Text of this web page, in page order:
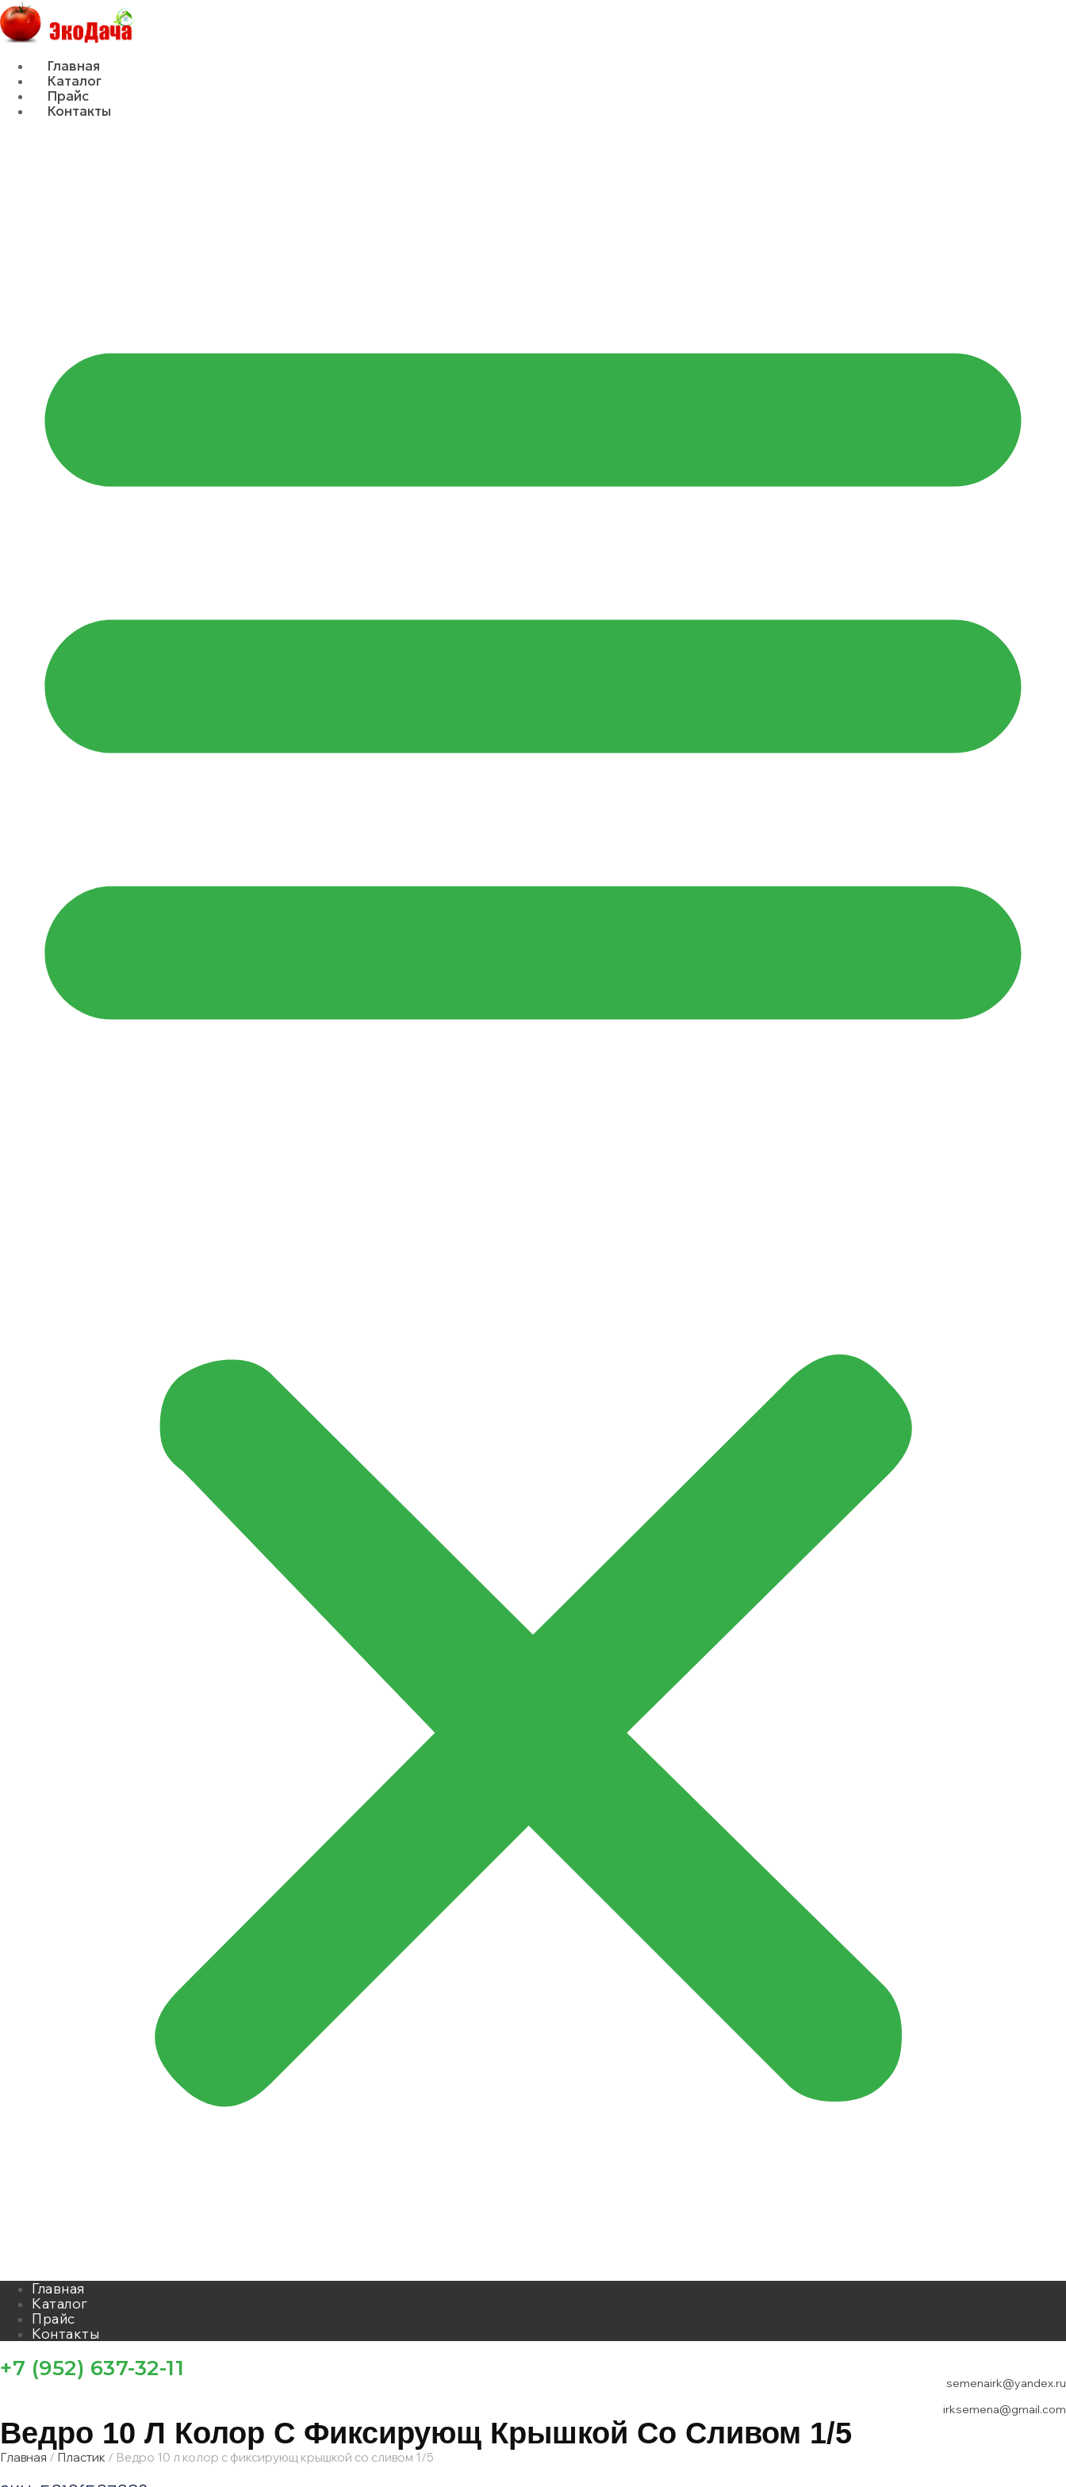
Главная
Каталог
Прайс
Контакты
Главная
Каталог
Прайс
Контакты
+7 (952) 637-32-11
semenairk@yandex.ru
irksemena@gmail.com
Ведро 10 Л Колор С Фиксирующ Крышкой Со Сливом 1/5
Главная / Пластик / Ведро 10 л колор с фиксирующ крышкой со сливом 1/5